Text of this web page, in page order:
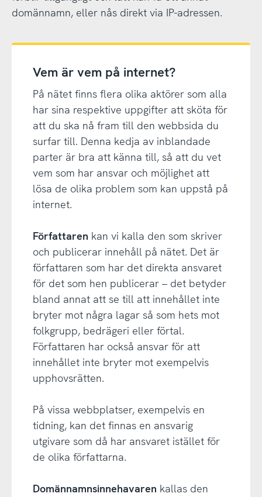
domännamn, eller nås direkt via IP-adressen.
Vem är vem på internet?
På nätet finns flera olika aktörer som alla
har sina respektive uppgifter att sköta för
att du ska nå fram till den webbsida du
surfar till. Denna kedja av inblandade
parter är bra att känna till, så att du vet
vem som har ansvar och möjlighet att
lösa de olika problem som kan uppstå på
internet.
Författaren kan vi kalla den som skriver
och publicerar innehåll på nätet. Det är
författaren som har det direkta ansvaret
för det som hen publicerar – det betyder
bland annat att se till att innehållet inte
bryter mot några lagar så som hets mot
folkgrupp, bedrägeri eller förtal.
Författaren har också ansvar för att
innehållet inte bryter mot exempelvis
upphovsrätten.
På vissa webbplatser, exempelvis en
tidning, kan det finnas en ansvarig
utgivare som då har ansvaret istället för
de olika författarna.
Domännamnsinnehavaren kallas den